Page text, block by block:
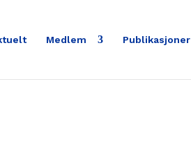
Medlem Publikasjoner